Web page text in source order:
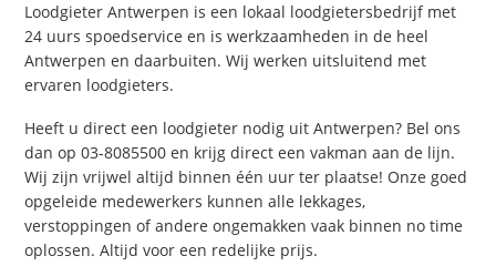
Loodgieter Antwerpen is een lokaal loodgietersbedrijf met
24 uurs spoedservice en is werkzaamheden in de heel
Antwerpen en daarbuiten. Wij werken uitsluitend met
ervaren loodgieters.
Heeft u direct een loodgieter nodig uit Antwerpen? Bel ons
dan op 03-8085500 en krijg direct een vakman aan de lijn.
Wij zijn vrijwel altijd binnen één uur ter plaatse! Onze goed
opgeleide medewerkers kunnen alle lekkages,
verstoppingen of andere ongemakken vaak binnen no time
oplossen. Altijd voor een redelijke prijs.